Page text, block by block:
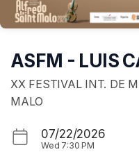
ASFM - LUIS
XX FESTIVAL INT. DE
MALO
07/22/2026
Wed 7:30 PM